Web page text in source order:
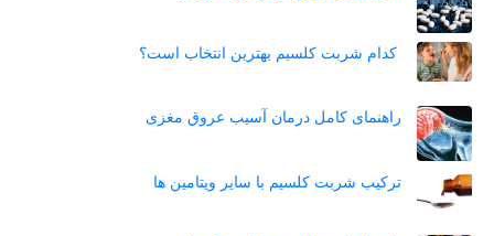
کدام شربت کلسیم بهترین انتخاب است؟
راهنمای کامل درمان آسیب عروق مغزی
ترکیب شربت کلسیم با سایر ویتامین ها